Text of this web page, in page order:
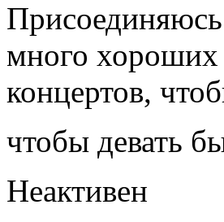
много хороших
концертов,
чтобы девать
Неактивен